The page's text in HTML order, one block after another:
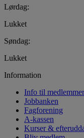
Lørdag:
Lukket
Søndag:
Lukket
Information
Info til medlemmer
Jobbanken
Fagforening
A-kassen
Kurser &